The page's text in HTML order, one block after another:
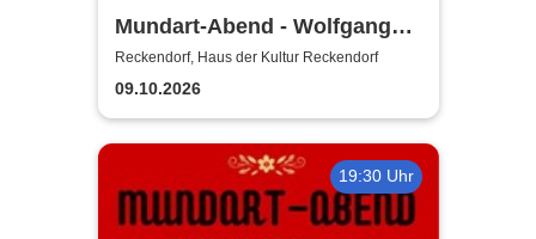
Mundart-Abend - Wolfgang
Reichmann & Klaus Karl-
Kraus
Reckendorf, Haus der Kultur Reckendorf
09.10.2026
19:30 Uhr